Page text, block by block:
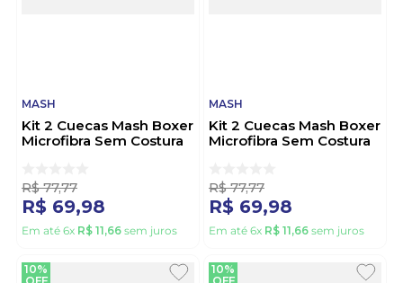
MASH
Kit 2 Cuecas Mash Boxer
Microfibra Sem Costura
R$ 77,77
R$ 69,98
Em até 6x R$ 11,66 sem juros
MASH
Kit 2 Cuecas Mash Boxer
Microfibra Sem Costura
R$ 77,77
R$ 69,98
Em até 6x R$ 11,66 sem juros
10%
10%